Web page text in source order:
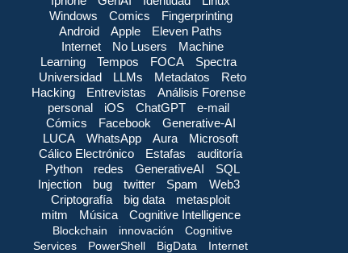
Windows
Comics
Fingerprinting
Android
Apple
Eleven Paths
Internet
No Lusers
Machine
Learning
Tempos FOCA
Spectra
Universidad
LLMs Metadatos
Reto
Hacking
Entrevistas
Análisis Forense
personal
iOS ChatGPT
e-mail
Cómics
Facebook
Generative-AI
LUCA
WhatsApp Aura
Microsoft
Cálico Electrónico
Estafas
auditoría
Python
redes GenerativeAI
SQL
Injection
bug twitter Spam
Web3
Criptografía
big data
metasploit
mitm
Música Cognitive Intelligence
Blockchain innovación
Cognitive
Services
PowerShell BigData
Internet